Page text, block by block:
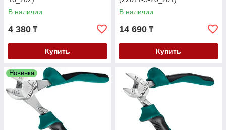
В наличии
4 380 ₸
Купить
В наличии
14 690 ₸
Купить
Новинка